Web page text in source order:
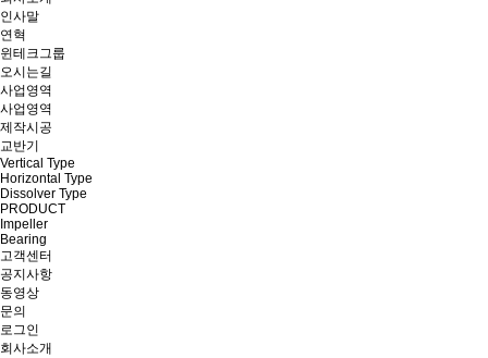
인사말
연혁
윈테크그룹
오시는길
사업영역
사업영역
제작시공
교반기
Vertical Type
Horizontal Type
Dissolver Type
PRODUCT
Impeller
Bearing
고객센터
공지사항
동영상
문의
로그인
회사소개